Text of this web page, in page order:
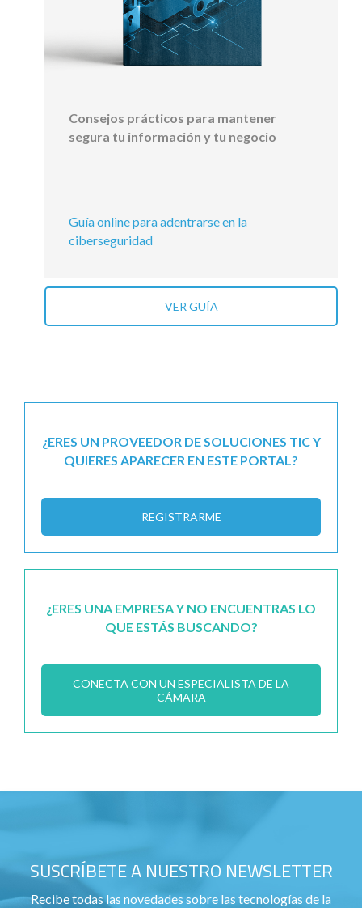
Consejos prácticos para mantener
segura tu información y tu negocio
Guía online para adentrarse en la
ciberseguridad
VER GUÍA
¿ERES UN PROVEEDOR DE SOLUCIONES TIC Y
QUIERES APARECER EN ESTE PORTAL?
REGISTRARME
¿ERES UNA EMPRESA Y NO ENCUENTRAS LO
QUE ESTÁS BUSCANDO?
CONECTA CON UN ESPECIALISTA DE LA
CÁMARA
SUSCRÍBETE A NUESTRO NEWSLETTER
Recibe todas las novedades sobre las tecnologías de la